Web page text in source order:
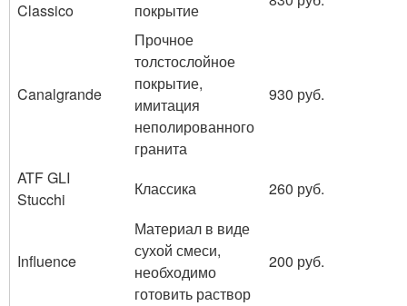
Classico
покрытие
Canalgrande
Прочное
толстослойное
покрытие,
имитация
неполированного
гранита
930 руб.
ATF GLI
Stucchi
Классика 260 руб.
Influence
Материал в виде
сухой смеси,
необходимо
готовить раствор
200 руб.